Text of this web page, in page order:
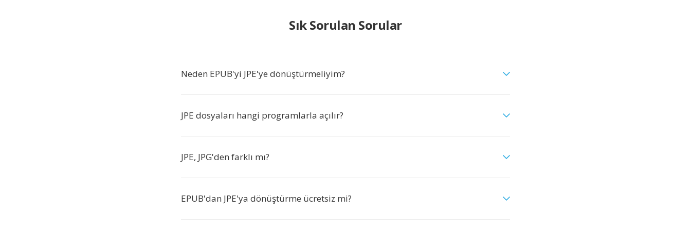
Sık Sorulan Sorular
Neden EPUB'yi JPE'ye dönüştürmeliyim?
JPE dosyaları hangi programlarla açılır?
JPE, JPG'den farklı mı?
EPUB'dan JPE'ya dönüştürme ücretsiz mi?